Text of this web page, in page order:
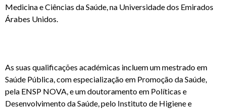
Medicina e Ciências da Saúde, na Universidade dos Emirados
Árabes Unidos.
As suas qualificações académicas incluem um mestrado em
Saúde Pública, com especialização em Promoção da Saúde,
pela ENSP NOVA, e um doutoramento em Políticas e
Desenvolvimento da Saúde, pelo Instituto de Higiene e